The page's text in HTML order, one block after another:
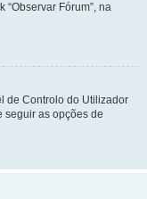
“Observar Fórum”, na
de Controlo do Utilizador
seguir as opções de